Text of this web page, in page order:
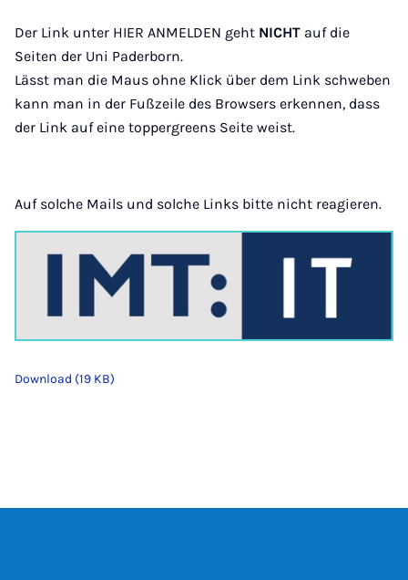
Der Link unter HIER ANMELDEN geht NICHT auf die
Seiten der Uni Paderborn.
Lässt man die Maus ohne Klick über dem Link schweben
kann man in der Fußzeile des Browsers erkennen, dass
der Link auf eine toppergreens Seite weist.
Auf solche Mails und solche Links bitte nicht reagieren.
Download (19 KB)